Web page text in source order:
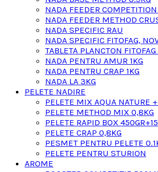
NADA FEEDER COMPETITION
NADA FEEDER METHOD
NADA SPECIFIC RAU
NADA SPECIFIC FITOFAG,
TABLETA PLANCTON FITOFAG
NADA PENTRU AMUR 1KG
NADA PENTRU CRAP 1KG
NADA LA 3KG
PELETE NADIRE
PELETE MIX AQUA NATURE
PELETE METHOD MIX 0,8KG
PELETE RAPID BOX
PELETE CRAP 0,8KG
PESMET PENTRU PELETE
PELETE PENTRU STURION
AROME